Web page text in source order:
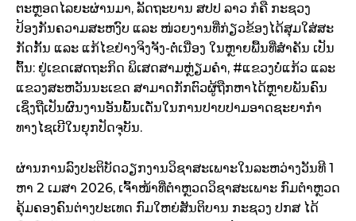
ຕະຫຼອດໄລຍະຜ່ານມາ, ລັດຖະບານ ສປປ ລາວ ກໍຄື ກະຊວງ
ປ້ອງກັນຄວາມສະຫງົບ ແລະ ໜ່ວຍງານທີ່ກ່ຽວຂ້ອງໄດ້ສຸມໃສ່ສະ
ກັດກັ້ນ ແລະ ແກ້ໄຂຢ່າງຈິງຈັງ-ຕໍ່ເນື່ອງ ໃນຫຼາຍພື້ນທີ່ສໍາຄັນ ເປັນ
ຕົ້ນ: ຢູ່ເຂດເສດຖະກິດ ພິເສດສາມຫຼ່ຽມຄໍາ, #ແຂວງບໍ່ແກ້ວ ແລະ
ແຂວງສະຫວັນນະເຂດ ສາມາດກັກຕົວຜູ້ຖືກຫາໄດ້ຫຼາຍພັນຄົນ
ເຊິ່ງຖືເປັນຜົນງານອັນພົ້ນເດັ່ນໃນການປາບປາມອາດຊະຍາກຳ
ທາງໄຊເບີໃນຍຸກປັດຈຸບັນ.
ຜ່ານການລົງປະຕິບັດວຽກງານວິຊາສະເພາະໃນລະຫວ່າງວັນທີ 1
ຫາ 2 ເມສາ 2026, ເຈົ້າໜ້າທີ່ຕຳຫຼວດວິຊາສະເພາະ ກົມຕຳຫຼວດ
ຄຸ້ມຄອງຄົນຕ່າງປະເທດ ກົມໃຫຍ່ສັນຕິບານ ກະຊວງ ປກສ ໄດ້